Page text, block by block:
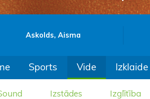
Askolds, Aisma
Sports Vide Izklaide
Izstādes Izglītība